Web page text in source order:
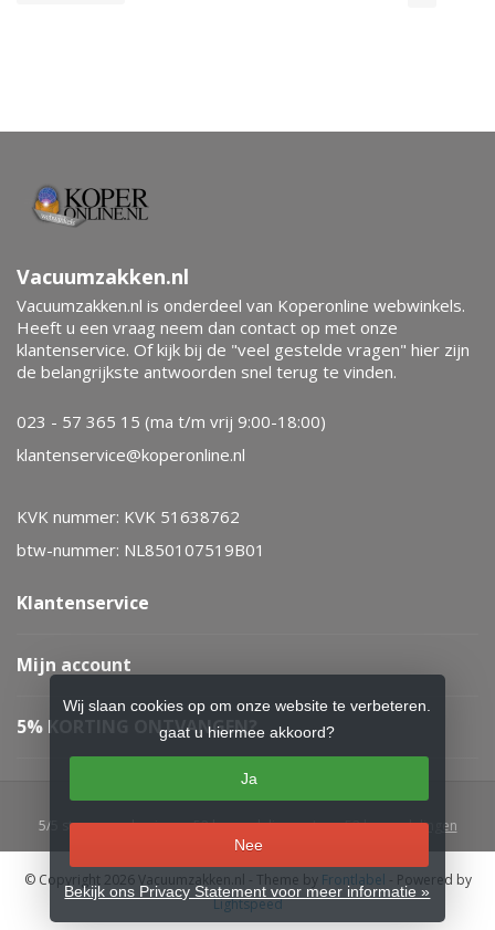
Vacuumzakken.nl
Vacuumzakken.nl is onderdeel van Koperonline webwinkels.
Heeft u een vraag neem dan contact op met onze
klantenservice. Of kijk bij de "veel gestelde vragen" hier zijn
de belangrijkste antwoorden snel terug te vinden.
023 - 57 365 15 (ma t/m vrij 9:00-18:00)
klantenservice@koperonline.nl
KVK nummer: KVK 51638762
btw-nummer: NL850107519B01
Klantenservice
Mijn account
5% KORTING ONTVANGEN?
5/ sterren op basis van52beoordelingen.Lees 52 beoordelingen
Wij slaan cookies op om onze website te verbeteren.
gaat u hiermee akkoord?
Ja
Nee
Bekijk ons Privacy Statement voor meer informatie »
© Copyright 2026 Vacuumzakken.nl - Theme by Frontlabel - Powered by
Lightspeed